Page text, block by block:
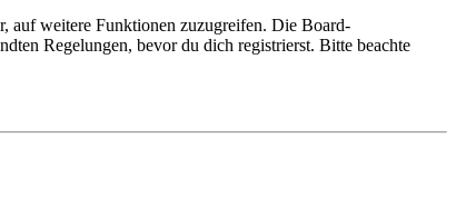
auf weitere Funktionen zuzugreifen. Die Board-
Regelungen, bevor du dich registrierst. Bitte beachte